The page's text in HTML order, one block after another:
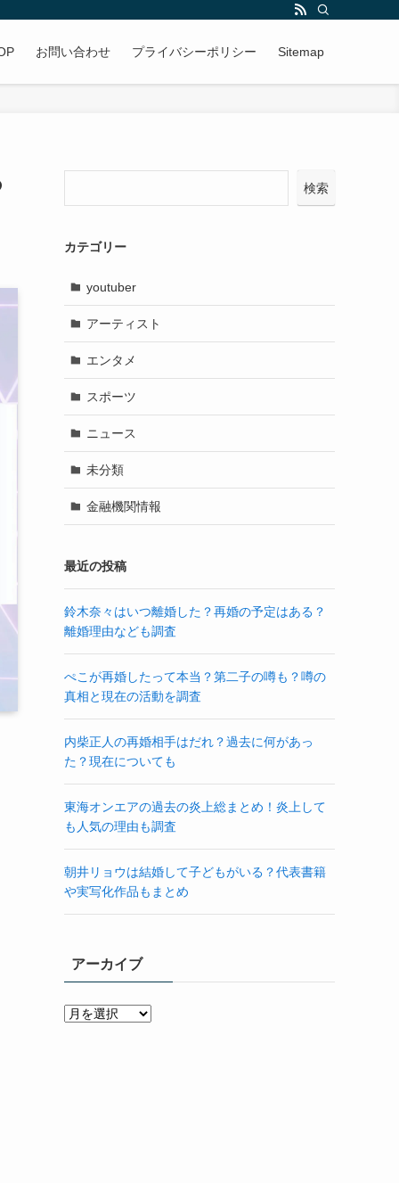
お問い合わせ プライバシーポリシー Sitemap
検索
カテゴリー
youtuber
アーティスト
エンタメ
スポーツ
ニュース
未分類
金融機関情報
最近の投稿
鈴木奈々はいつ離婚した？再婚の予定はある？
離婚理由なども調査
ぺこが再婚したって本当？第二子の噂も？噂の
真相と現在の活動を調査
内柴正人の再婚相手はだれ？過去に何があっ
た？現在についても
東海オンエアの過去の炎上総まとめ！炎上して
も人気の理由も調査
朝井リョウは結婚して子どもがいる？代表書籍
や実写化作品もまとめ
アーカイブ
ア